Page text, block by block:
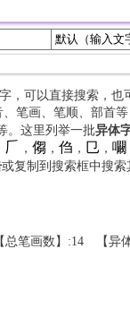
，可以直接搜索，也
笔画、笔顺、部首
。这里列举一批异体
𠂆 ， 㑳 ， 㑇 ， 㔾 ， 㘚
或复制到搜索框中搜索
【总笔画数】:14 【异